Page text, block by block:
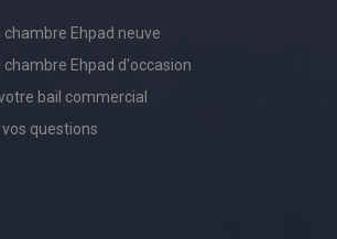
Ehpad neuve
Ehpad d'occasion
bail commercial
questions